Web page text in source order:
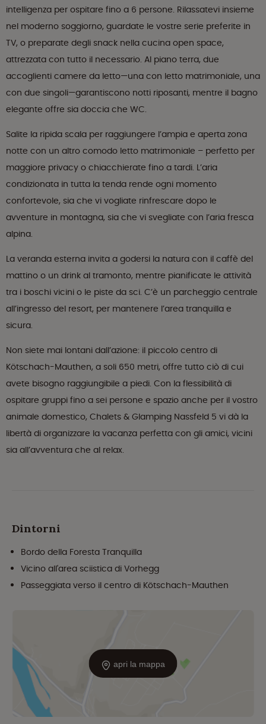
intelligenza per ospitare fino a 6 persone. Rilassatevi insieme
nel moderno soggiorno, guardate le vostre serie preferite in
TV, o preparate degli snack nella cucina open space,
attrezzata con tutto il necessario. Al piano terra, due
accoglienti camere da letto—una con letto matrimoniale, una
con due singoli—garantiscono notti riposanti, mentre il bagno
elegante offre sia doccia che WC.
Salite la ripida scala per raggiungere l’ampia e aperta zona
notte con un altro comodo letto matrimoniale – perfetto per
maggiore privacy o chiacchierate fino a tardi. L’aria
condizionata in tutta la tenda rende ogni momento
confortevole, sia che vi vogliate rinfrescare dopo le
avventure in montagna, sia che vi svegliate con l’aria fresca
alpina.
La veranda esterna invita a godersi la natura con il caffè del
mattino o un drink al tramonto, mentre pianificate le attività
tra i boschi vicini o le piste da sci. C’è un parcheggio centrale
all’ingresso del resort, per mantenere l’area tranquilla e
sicura.
Non siete mai lontani dall’azione: il piccolo centro di
Kötschach-Mauthen, a soli 650 metri, offre tutto ciò di cui
avete bisogno raggiungibile a piedi. Con la flessibilità di
ospitare gruppi fino a sei persone e spazio anche per il vostro
animale domestico, Chalets & Glamping Nassfeld 5 vi dà la
libertà di organizzare la vacanza perfetta con gli amici, vicini
sia all’avventura che al relax.
apri la mappa
Dintorni
Bordo della Foresta Tranquilla
Vicino all'area sciistica di Vorhegg
Passeggiata verso il centro di Kötschach-Mauthen